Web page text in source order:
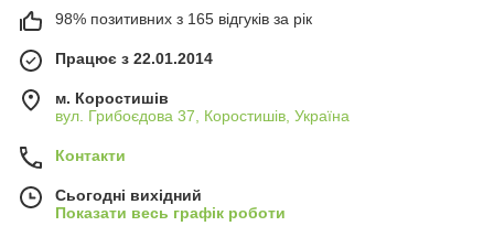
98% позитивних з 165 відгуків за рік
Працює з 22.01.2014
м. Коростишів
вул. Грибоєдова 37, Коростишів, Україна
Контакти
Сьогодні вихідний
Показати весь графік роботи